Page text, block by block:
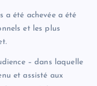
a été achevée a été
et les plus
– dans laquelle
et assisté aux